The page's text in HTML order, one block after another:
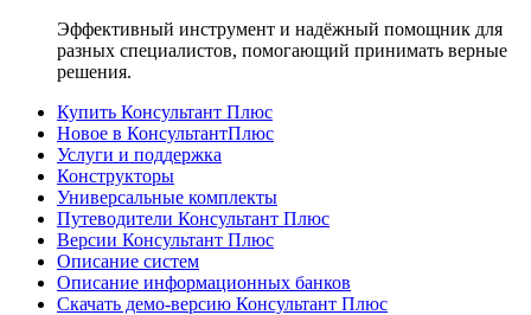
Эффективный инструмент и надёжный помощник для
разных специалистов, помогающий принимать верные
решения.
Купить Консультант Плюс
Новое в КонсультантПлюс
Услуги и поддержка
Конструкторы
Универсальные комплекты
Путеводители Консультант Плюс
Версии Консультант Плюс
Описание систем
Описание информационных банков
Скачать демо-версию Консультант Плюс